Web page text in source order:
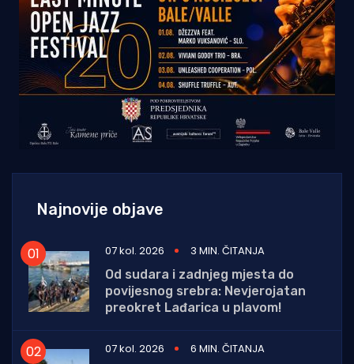
Najnovije objave
07 kol. 2026
3 MIN. ČITANJA
Od sudara i zadnjeg mjesta do
povijesnog srebra: Nevjerojatan
preokret Lađarica u plavom!
07 kol. 2026
6 MIN. ČITANJA